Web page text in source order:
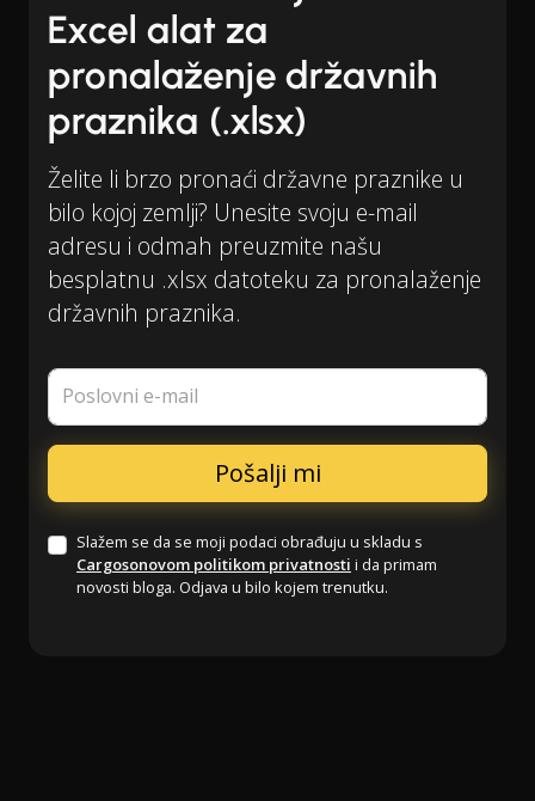
Excel alat za
pronalaženje državnih
praznika (.xlsx)
Želite li brzo pronaći državne praznike u
bilo kojoj zemlji? Unesite svoju e-mail
adresu i odmah preuzmite našu
besplatnu .xlsx datoteku za pronalaženje
državnih praznika.
Poslovni e-mail
Slažem se da se moji podaci obrađuju u skladu s
Cargosonovom politikom privatnosti i da primam
novosti bloga. Odjava u bilo kojem trenutku.